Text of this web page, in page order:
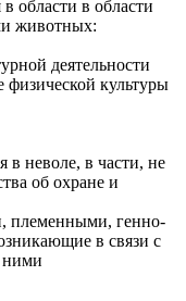
области в области
животных:
деятельности
культуры
неволе, в части, не
об охране и
племенными, генно-
в связи с
ними